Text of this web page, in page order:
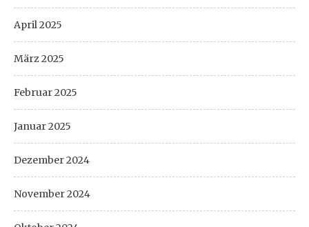
April 2025
März 2025
Februar 2025
Januar 2025
Dezember 2024
November 2024